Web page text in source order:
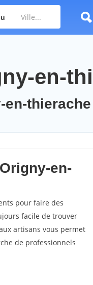
en-
thierache
en-
pour faire des
facile de trouver
artisans vous permet
de professionnels